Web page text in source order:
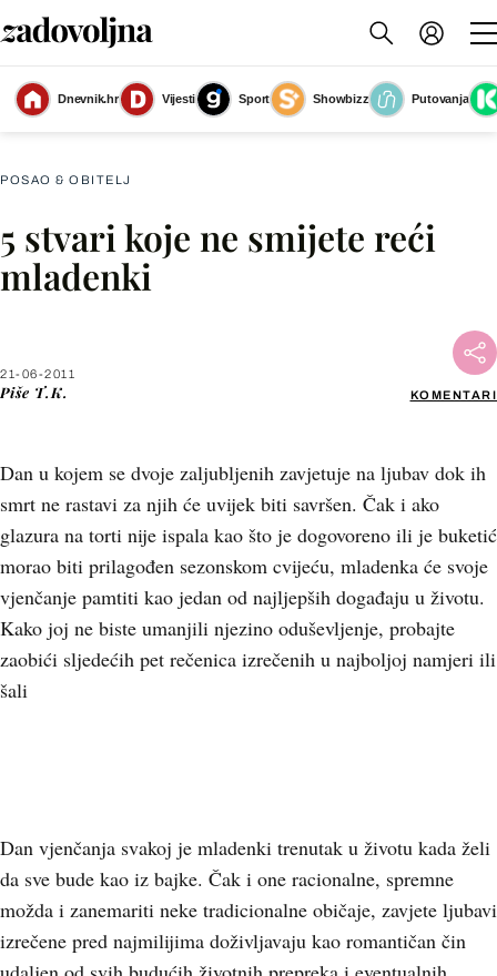
Dnevnik.hr Vijesti Sport Showbizz
Putovanja
Slika nije dostupna
POSAO & OBITELJ
5 stvari koje ne smijete reći
mladenki
21-06-2011
Piše T.K. KOMENTARI
Dan u kojem se dvoje zaljubljenih zavjetuje na ljubav dok ih
smrt ne rastavi za njih će uvijek biti savršen. Čak i ako
glazura na torti nije ispala kao što je dogovoreno ili je buketić
morao biti prilagođen sezonskom cvijeću, mladenka će svoje
vjenčanje pamtiti kao jedan od najljepših događaju u životu.
Kako joj ne biste umanjili njezino oduševljenje, probajte
zaobići sljedećih pet rečenica izrečenih u najboljoj namjeri ili
šali
Facebook
Dan vjenčanja svakoj je mladenki trenutak u životu kada želi
da sve bude kao iz bajke. Čak i one racionalne, spremne
možda i zanemariti neke tradicionalne običaje, zavjete ljubavi
izrečene pred najmilijima doživljavaju kao romantičan čin